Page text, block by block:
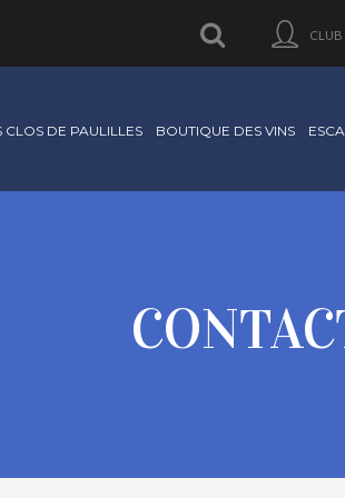
CLUB
CLOS DE PAULILLES BOUTIQUE DES VINS